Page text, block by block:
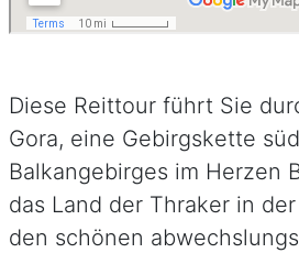
Diese Reittour führt Sie
Gora, eine Gebirgskette
Balkangebirges im Herzen
das Land der Thraker in
den schönen